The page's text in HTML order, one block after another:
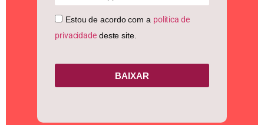
Estou de acordo com a política de
privacidadedeste site.
BAIXAR